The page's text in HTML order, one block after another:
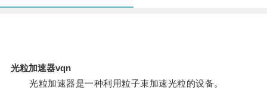
光粒加速器vqn
光粒加速器是一种利用粒子束加速光粒的设备。